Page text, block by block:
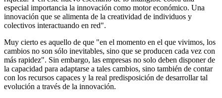
especial importancia la innovación como motor económico. Una
innovación que se alimenta de la creatividad de individuos y
colectivos interactuando en red".
Muy cierto es aquello de que "en el momento en el que vivimos, los
cambios no son sólo inevitables, sino que se producen cada vez con
más rapidez". Sin embargo, las empresas no solo deben disponer de
la capacidad para adaptarse a tales cambios, sino también de contar
con los recursos capaces y la real predisposición de desarrollar tal
evolución a través de la innovación.